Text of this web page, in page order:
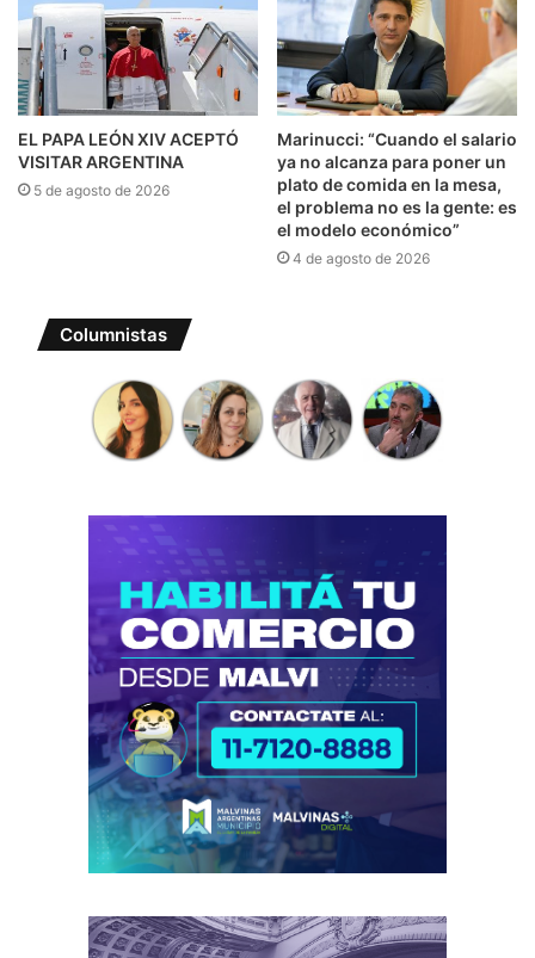
EL PAPA LEÓN XIV ACEPTÓ
VISITAR ARGENTINA
5 de agosto de 2026
Marinucci: “Cuando el salario
ya no alcanza para poner un
plato de comida en la mesa,
el problema no es la gente: es
el modelo económico”
4 de agosto de 2026
Columnistas